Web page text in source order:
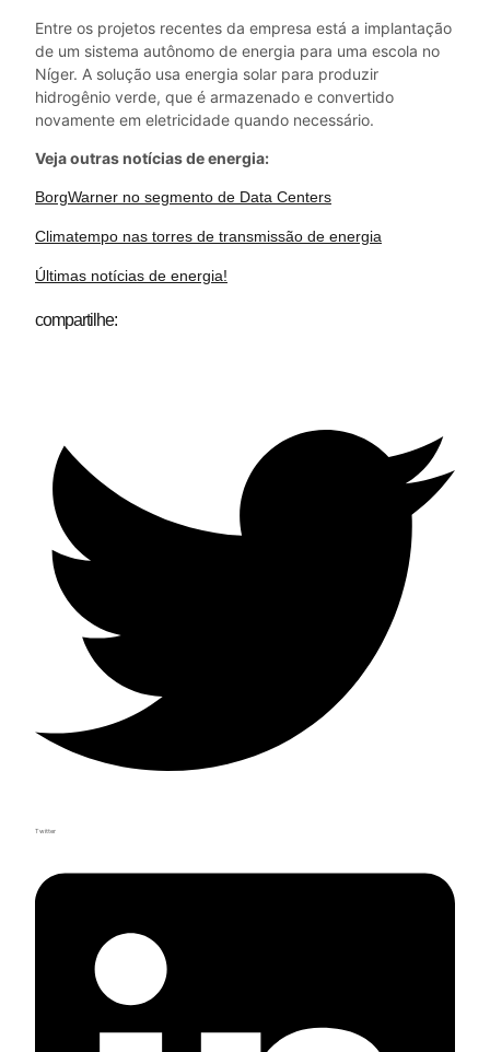
Entre os projetos recentes da empresa está a implantação
de um sistema autônomo de energia para uma escola no
Níger. A solução usa energia solar para produzir
hidrogênio verde, que é armazenado e convertido
novamente em eletricidade quando necessário.
Veja outras notícias de energia:
BorgWarner no segmento de Data Centers
Climatempo nas torres de transmissão de energia
Últimas notícias de energia!
compartilhe:
Twitter